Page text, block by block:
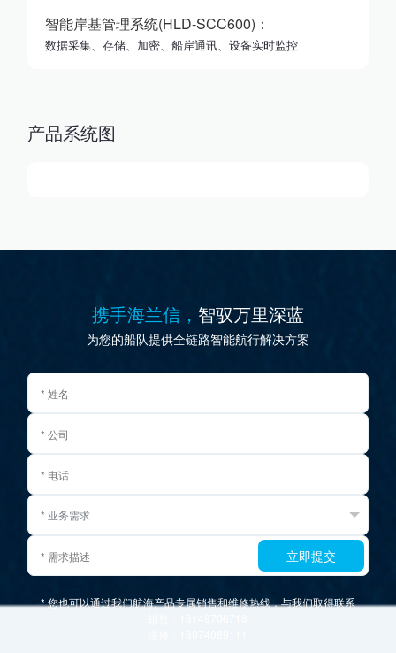
智能岸基管理系统(HLD-SCC600)：
数据采集、存储、加密、船岸通讯、设备实时监控
产品系统图
携手海兰信， 智驭万里深蓝
为您的船队提供全链路智能航行解决方案
立即提交
* 您也可以通过我们航海产品专属销售和维修热线，与我们取得联系